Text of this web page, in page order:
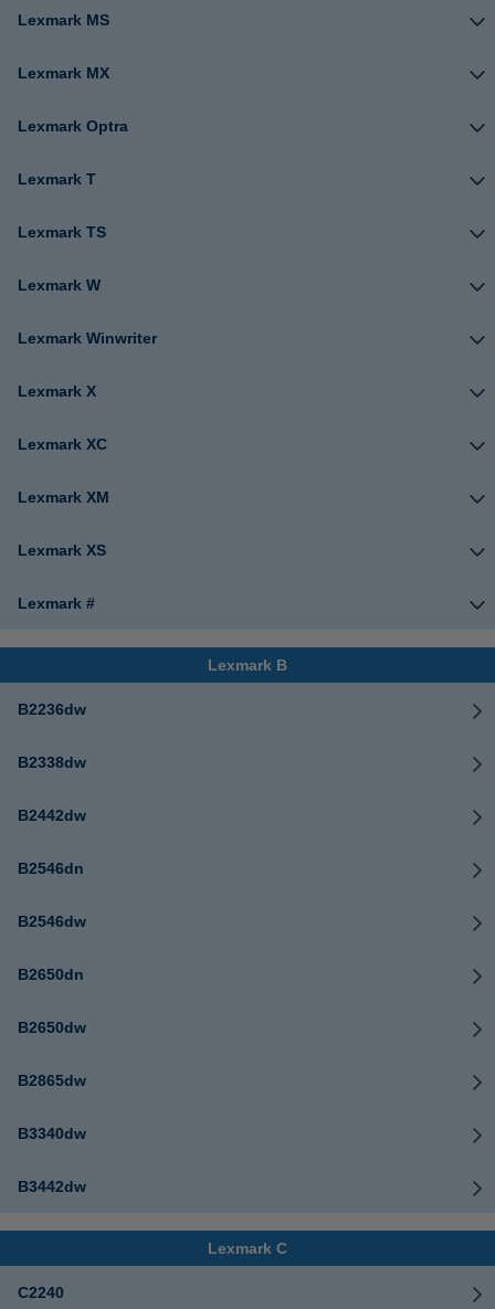
Lexmark MS
Lexmark MX
Lexmark Optra
Lexmark T
Lexmark TS
Lexmark W
Lexmark Winwriter
Lexmark X
Lexmark XC
Lexmark XM
Lexmark XS
Lexmark #
Lexmark B
B2236dw
B2338dw
B2442dw
B2546dn
B2546dw
B2650dn
B2650dw
B2865dw
B3340dw
B3442dw
Lexmark C
C2240